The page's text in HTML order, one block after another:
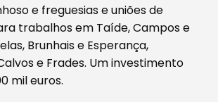
e freguesias e uniões de
trabalhos em Taíde, Campos e
Brunhais e Esperança,
e Frades. Um investimento
mil euros.